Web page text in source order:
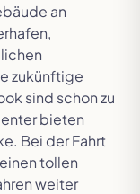
an
zukünftige
sind schon zu
bieten
Bei der Fahrt
tollen
weiter